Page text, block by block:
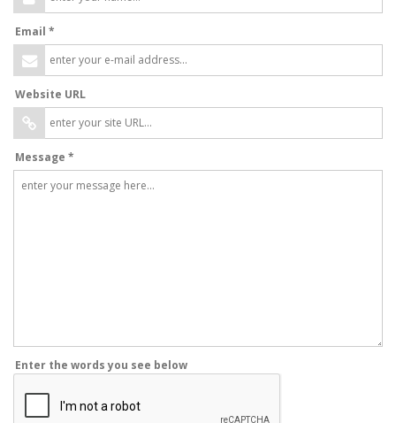
Email *
Website URL
Message *
Enter the words you see below